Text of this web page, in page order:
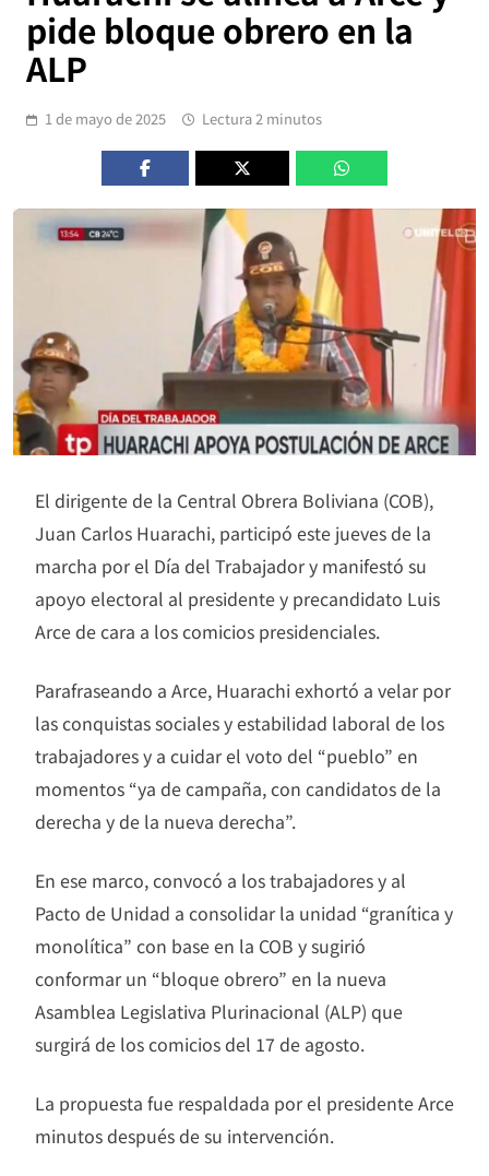
pide bloque obrero en la
ALP
1 de mayo de 2025 Lectura 2 minutos
El dirigente de la Central Obrera Boliviana (COB),
Juan Carlos Huarachi, participó este jueves de la
marcha por el Día del Trabajador y manifestó su
apoyo electoral al presidente y precandidato Luis
Arce de cara a los comicios presidenciales.
Parafraseando a Arce, Huarachi exhortó a velar por
las conquistas sociales y estabilidad laboral de los
trabajadores y a cuidar el voto del “pueblo” en
momentos “ya de campaña, con candidatos de la
derecha y de la nueva derecha”.
En ese marco, convocó a los trabajadores y al
Pacto de Unidad a consolidar la unidad “granítica y
monolítica” con base en la COB y sugirió
conformar un “bloque obrero” en la nueva
Asamblea Legislativa Plurinacional (ALP) que
surgirá de los comicios del 17 de agosto.
La propuesta fue respaldada por el presidente Arce
minutos después de su intervención.